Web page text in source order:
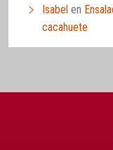
Isabel en
cacahuete